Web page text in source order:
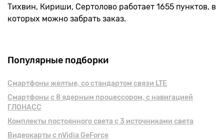
Тихвин, Кириши, Сертолово работает 1655 пунктов, в
которых можно забрать заказ.
Популярные подборки
Смартфоны желтые, cо стандартом связи LTE
Смартфоны с 8 ядерным процессором, с навигацией
ГЛОНАСС
Комплекты постоянного света с 3 источниками света
Видеокарты с nVidia GeForce